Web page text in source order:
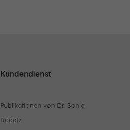
Kundendienst
Publikationen von Dr. Sonja
Radatz